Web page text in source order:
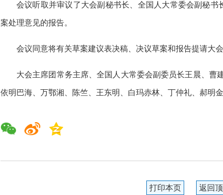
会议听取并审议了大会副秘书长、全国人大常委会副秘
案处理意见的报告。
会议同意将有关草案建议表决稿、决议草案和报告提请大
大会主席团常务主席、全国人大常委会副委员长王晨、曹
依明巴海、万鄂湘、陈竺、王东明、白玛赤林、丁仲礼、郝明
打印本页 返回